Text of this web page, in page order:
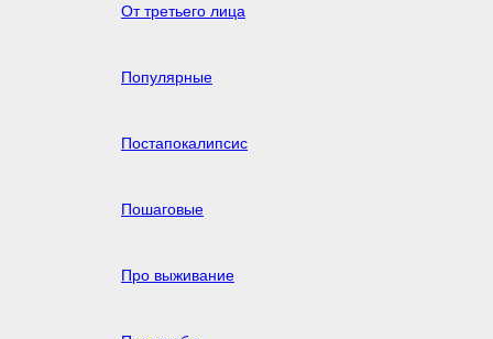
От третьего лица
Популярные
Постапокалипсис
Пошаговые
Про выживание